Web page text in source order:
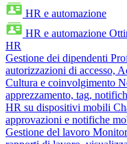
HR e automazione
HR e automazione
HR
Gestione dei dipendenti
autorizzazioni di accesso,
Cultura e coinvolgimento
apprezzamento, tag,
HR su dispositivi mobili
approvazioni e notifiche
Gestione del lavoro